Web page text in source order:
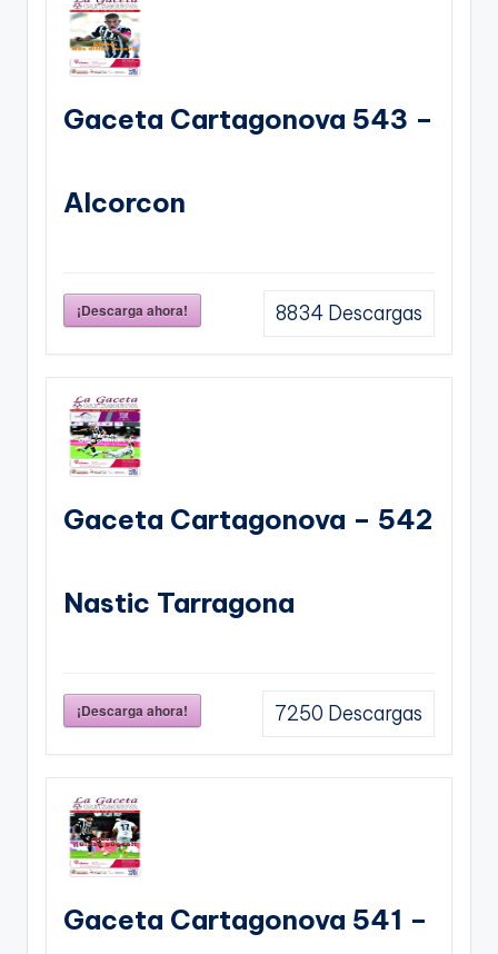
Gaceta Cartagonova 543 –
Alcorcon
¡Descarga ahora! 8834 Descargas
Gaceta Cartagonova – 542
Nastic Tarragona
¡Descarga ahora! 7250 Descargas
Gaceta Cartagonova 541 –